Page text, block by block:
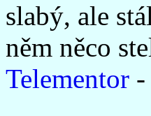
slabý, ale
něm něco
Telementor